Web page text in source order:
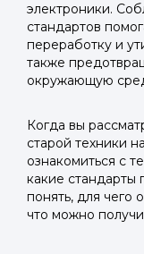
электроники.
стандартов
переработку и
также
окружающую
Когда вы
старой техники
ознакомиться с
какие стандарты
понять, для чего
что можно